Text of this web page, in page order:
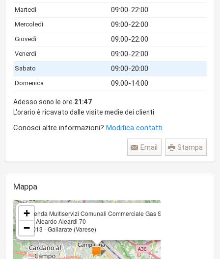
Martedì 09:00-22:00
Mercoledì 09:00-22:00
Giovedì 09:00-22:00
Venerdì 09:00-22:00
Sabato 09:00-20:00
Domenica 09:00-14:00
Adesso sono le ore 21:47
L'orario è ricavato dalle visite medie dei clienti
Conosci altre informazioni? Modifica contatti
Stampa
Email
Mappa
Azienda Multiservizi Comunali Commerciale Gas S.r.l
Via Aleardo Aleardi 70
21013 - Gallarate (Varese)
+
−